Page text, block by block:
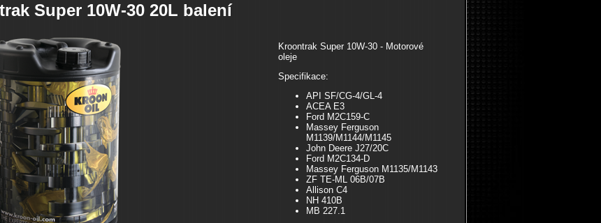
Super 10W-30 20L balení
Kroontrak Super 10W-30 - Motorové
oleje
Specifikace:
API SF/CG-4/GL-4
ACEA E3
Ford M2C159-C
Massey Ferguson
M1139/M1144/M1145
John Deere J27/20C
Ford M2C134-D
Massey Ferguson M1135/M1143
ZF TE-ML 06B/07B
Allison C4
NH 410B
MB 227.1